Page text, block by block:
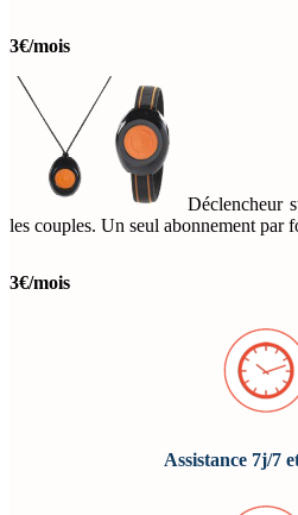
3€/mois
Déclencheur
les couples. Un seul abonnement par
3€/mois
Assistance 7j/7